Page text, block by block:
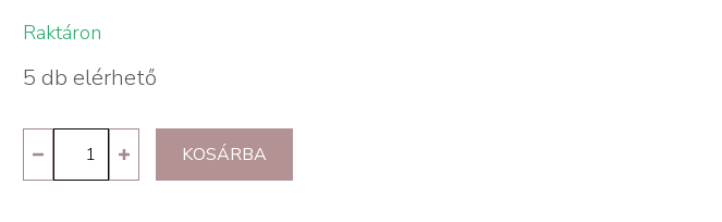
Raktáron
5 db elérhető
Kartopu
Yumurcak
KOSÁRBA